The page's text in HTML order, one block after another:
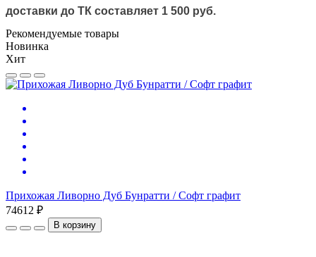
доставки до ТК составляет 1 500 руб.
Рекомендуемые товары
Новинка
Хит
Прихожая Ливорно Дуб Бунратти / Софт графит
74612 ₽
В корзину